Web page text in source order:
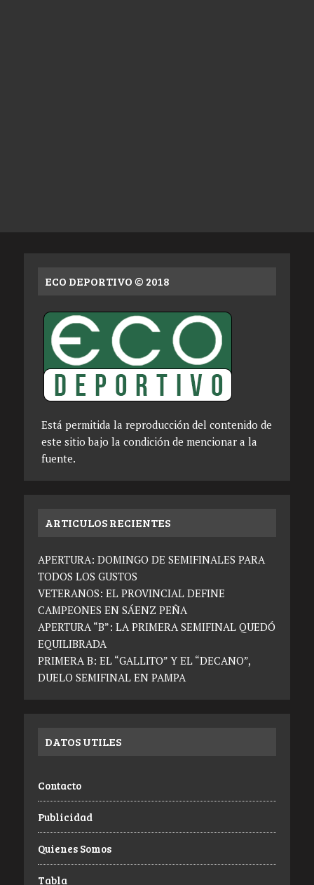
ECO DEPORTIVO © 2018
Está permitida la reproducción del contenido de
este sitio bajo la condición de mencionar a la
fuente.
ARTICULOS RECIENTES
APERTURA: DOMINGO DE SEMIFINALES PARA
TODOS LOS GUSTOS
VETERANOS: EL PROVINCIAL DEFINE
CAMPEONES EN SÁENZ PEÑA
APERTURA “B”: LA PRIMERA SEMIFINAL QUEDÓ
EQUILIBRADA
PRIMERA B: EL “GALLITO” Y EL “DECANO”,
DUELO SEMIFINAL EN PAMPA
DATOS UTILES
Contacto
Publicidad
Quienes Somos
Tabla